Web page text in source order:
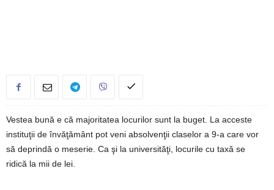
Vestea bună e că majoritatea locurilor sunt la buget. La acceste
instituţii de învăţământ pot veni absolvenţii claselor a 9-a care vor
să deprindă o meserie. Ca şi la universităţi, locurile cu taxă se
ridică la mii de lei.